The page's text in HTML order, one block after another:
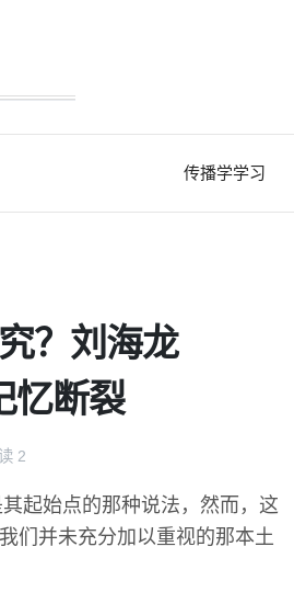
传播学学习
？刘海龙
忆断裂
2
起始点的那种说法，然而，这
们并未充分加以重视的那本土